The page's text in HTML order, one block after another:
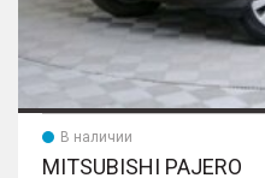
В наличии
MITSUBISHI PAJERO